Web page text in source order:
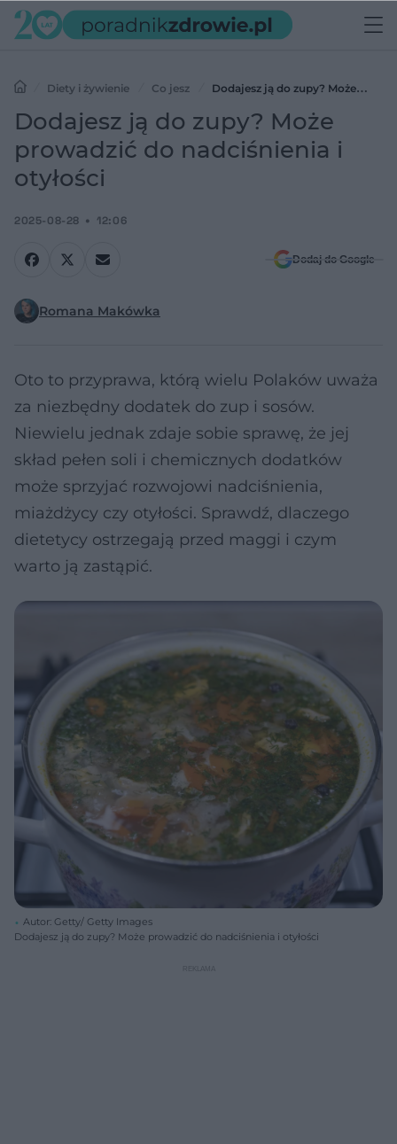
Diety i żywienie Co jesz
Dodajesz ją do zupy? Może
prowadzić do nadciśnienia i otyłości
Dodajesz ją do zupy? Może
prowadzić do nadciśnienia i
otyłości
2025-08-28 12:06
Dodaj do Google
Romana Makówka
Oto to przyprawa, którą wielu Polaków uważa
za niezbędny dodatek do zup i sosów.
Niewielu jednak zdaje sobie sprawę, że jej
skład pełen soli i chemicznych dodatków
może sprzyjać rozwojowi nadciśnienia,
miażdżycy czy otyłości. Sprawdź, dlaczego
dietetycy ostrzegają przed maggi i czym
warto ją zastąpić.
Autor: Getty/ Getty Images
Dodajesz ją do zupy? Może prowadzić do nadciśnienia i otyłości